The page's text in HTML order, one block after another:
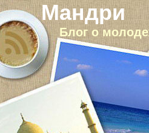
Мандри
Блог о